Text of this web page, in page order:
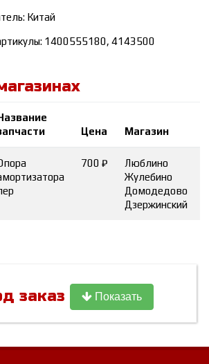
Китай
1400555180, 4143500
Цена Магазин
700 ₽
Люблино
Жулебино
Домодедово
Дзержинский
заказ Показать